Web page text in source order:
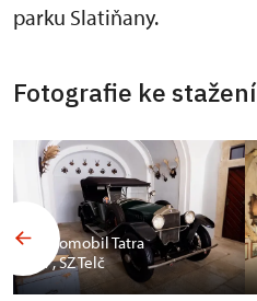
parku Slatiňany.
Fotografie ke stažení
Automobil Tatra
17, SZ Telč